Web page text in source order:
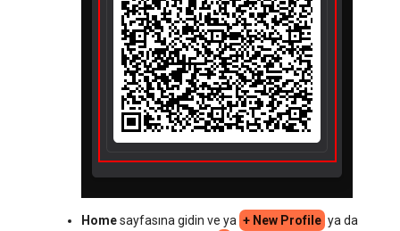
Homesayfasına gidin ve ya + New Profile ya da